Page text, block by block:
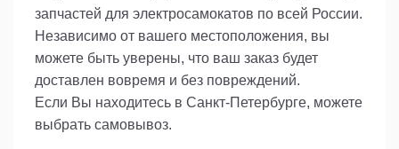
запчастей для электросамокатов по всей России.
Независимо от вашего местоположения, вы
можете быть уверены, что ваш заказ будет
доставлен вовремя и без повреждений.
Если Вы находитесь в Санкт-Петербурге, можете
выбрать самовывоз.